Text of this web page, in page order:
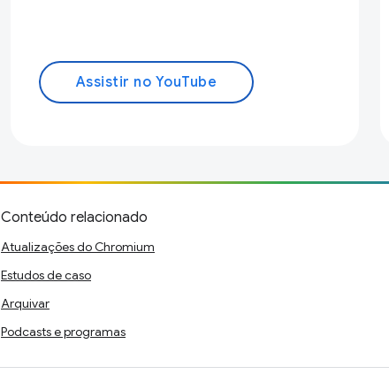
Assistir no YouTube
Conteúdo relacionado
Atualizações do Chromium
Estudos de caso
Arquivar
Podcasts e programas